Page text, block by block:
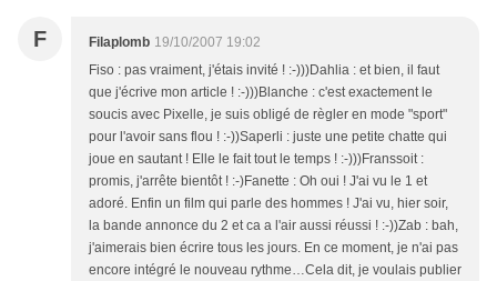
F Filaplomb 19/10/2007 19:02
Fiso : pas vraiment, j'étais invité ! :-)))Dahlia : et bien, il faut
que j'écrive mon article ! :-)))Blanche : c'est exactement le
soucis avec Pixelle, je suis obligé de règler en mode "sport"
pour l'avoir sans flou ! :-))Saperli : juste une petite chatte qui
joue en sautant ! Elle le fait tout le temps ! :-)))Franssoit :
promis, j'arrête bientôt ! :-)Fanette : Oh oui ! J'ai vu le 1 et
adoré. Enfin un film qui parle des hommes ! J'ai vu, hier soir,
la bande annonce du 2 et ca a l'air aussi réussi ! :-))Zab : bah,
j'aimerais bien écrire tous les jours. En ce moment, je n'ai pas
encore intégré le nouveau rythme…Cela dit, je voulais publier